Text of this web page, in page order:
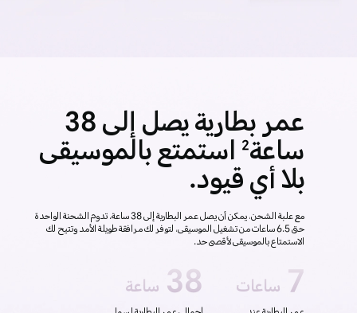
عمر بطارية يصل إلى 38
ساعة2 استمتع بالموسيقى
بلا أي قيود.
مع علبة الشحن، يمكن أن يصل عمر البطارية إلى 38 ساعة. تدوم الشحنة الواحدة
حتى 6.5 ساعات من تشغيل الموسيقى، لتوفر لك مرافقة طويلة الأمد وتتيح لك
الاستمتاع بالموسيقى لأقصى حد.
7 ساعات 38 ساعة